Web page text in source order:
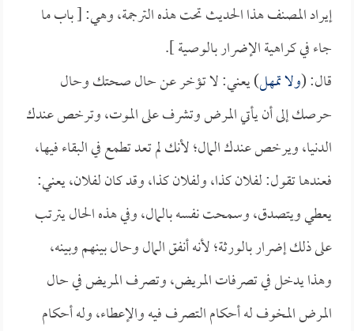
إيراد المصنف هذا الحديث تحت هذه الترجمة، وهي: [ باب ما
جاء في كراهية الإضرار بالوصية ].
قال: (ولا تمهل) يعني: لا تؤخر عن حال صحتك وحال
حرصك إلى أن يأتي المرض وتشرف على الموت، وترخص عندك
الدنيا، ويرخص عندك المال؛ لأنك لم تعد تطمع في البقاء فيها،
فعندها تقول: لفلان كذا، ولفلان كذا، وقد كان لفلان، يعني:
يعطي ويتصدق، وسمحت نفسه بالمال، وفي هذه الحال يترتب
على ذلك إضرار بالورثة؛ لأنه أنفق المال وحال بينهم وبينه،
وهذا يدخل في تصرفات المريض، وتصرف المريض في حال
المرض المخوف له أحكام التصرف فيه والإعطاء، وله أحكام